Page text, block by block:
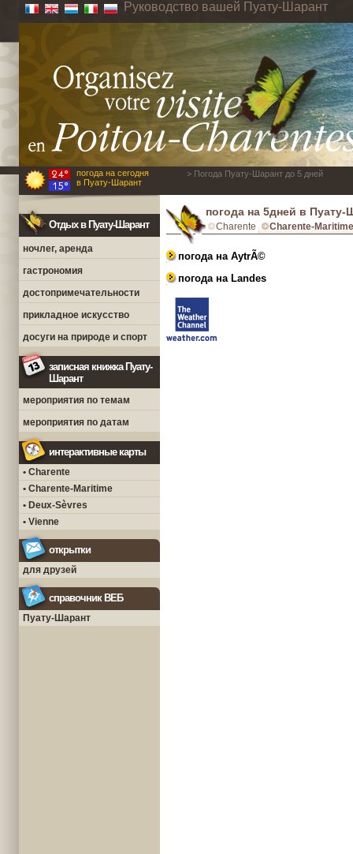
Руководство вашей Пуату-Шарант
погода на сегодня
в Пуату-Шарант
> Погода Пуату-Шарант до 5 дней
Отдых в Пуату-Шарант
ночлег, аренда
гастрономия
достопримечательности
прикладное искусство
досуги на природе и спорт
записная книжка Пуату-
Шарант
мероприятия по темам
мероприятия по датам
интерактивные карты
• Charente
• Charente-Maritime
• Deux-Sèvres
• Vienne
открытки
для друзей
справочник ВЕБ
Пуату-Шарант
погода на 5дней в Пуату-
Charente Charente-Maritime
погода на AytrÃ©
погода на Landes